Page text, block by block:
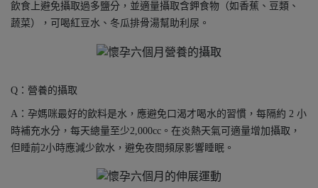
飲食上避免攝取過多鹽分，並適量攝取含鉀食物（如香蕉、豆類、
蔬菜），可喝紅豆水、冬瓜排骨湯幫助利尿。
Q：營養的攝取
A：孕媽咪最好的飲料是水，應避免口渴才喝水的習慣，每隔約 2 小
時補充水分，每天總量至少2,000cc。在炎熱天氣可適量增加攝取，
但睡前2小時應減少飲水，避免夜間頻尿影響睡眠。